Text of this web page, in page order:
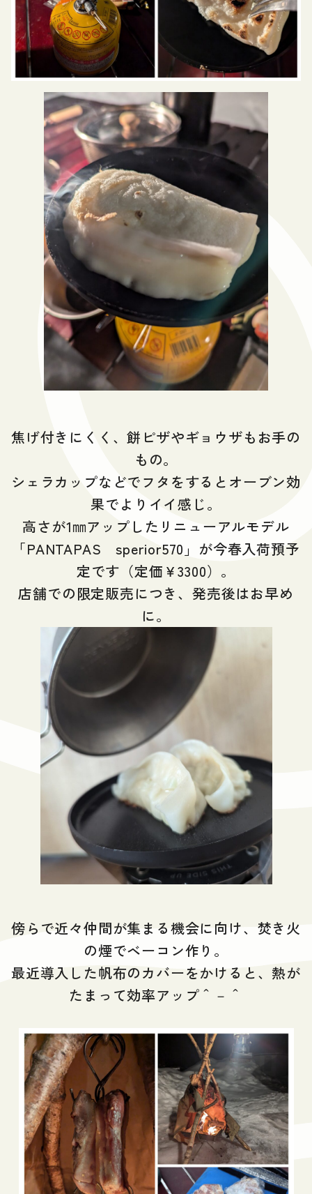
焦げ付きにくく、餅ピザやギョウザもお手の
もの。
シェラカップなどでフタをするとオーブン効
果でよりイイ感じ。
高さが1㎜アップしたリニューアルモデル
「PANTAPAS sperior570」が今春入荷預予
定です（定価￥3300）。
店舗での限定販売につき、発売後はお早め
に。
傍らで近々仲間が集まる機会に向け、焚き火
の煙でベーコン作り。
最近導入した帆布のカバーをかけると、熱が
たまって効率アップ＾－＾